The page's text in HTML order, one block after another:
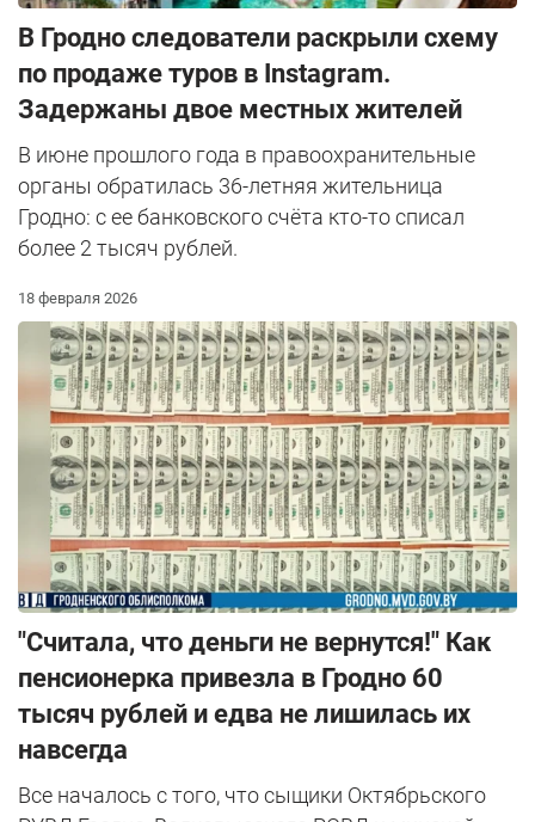
В Гродно следователи раскрыли схему
по продаже туров в Instagram.
Задержаны двое местных жителей
В июне прошлого года в правоохранительные
органы обратилась 36-летняя жительница
Гродно: с ее банковского счёта кто-то списал
более 2 тысяч рублей.
18 февраля 2026
"Считала, что деньги не вернутся!" Как
пенсионерка привезла в Гродно 60
тысяч рублей и едва не лишилась их
навсегда
Все началось с того, что сыщики Октябрьского